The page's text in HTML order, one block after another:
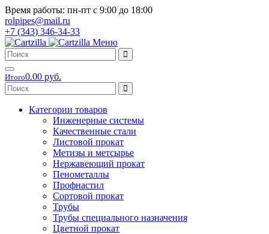
Время работы: пн-пт с 9:00 до 18:00
rolpipes@mail.ru
+7 (343) 346-34-33
Меню
Итого0.00 руб.
Категории товаров
Инженерные системы
Качественные стали
Листовой прокат
Метизы и метсырье
Нержавеющий прокат
Пенометаллы
Профнастил
Сортовой прокат
Трубы
Трубы специального назначения
Цветной прокат